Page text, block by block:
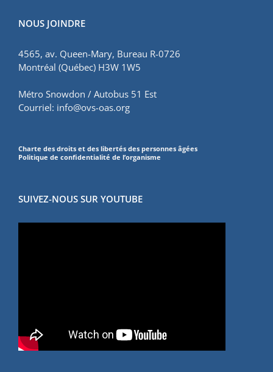
NOUS JOINDRE
4565, av. Queen-Mary, Bureau R-0726
Montréal (Québec) H3W 1W5
Métro Snowdon / Autobus 51 Est
Courriel: info@ovs-oas.org
Charte des droits et des libertés des personnes âgées
Politique de confidentialité de l’organisme
SUIVEZ-NOUS SUR YOUTUBE